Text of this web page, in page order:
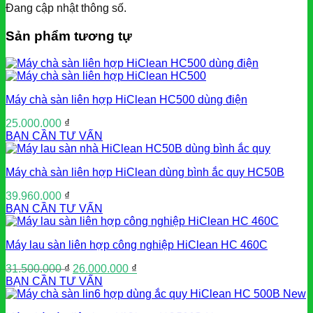
Đang cập nhật thông số.
Sản phẩm tương tự
Máy chà sàn liên hợp HiClean HC500 dùng điện
25.000.000 ₫
BẠN CẦN TƯ VẤN
Máy chà sàn liên hợp HiClean dùng bình ắc quy HC50B
39.960.000 ₫
BẠN CẦN TƯ VẤN
Máy lau sàn liên hợp công nghiệp HiClean HC 460C
31.500.000₫ Giá
gốc
là:
26.000.000 ₫
tại
BẠN CẦN TƯ VẤN